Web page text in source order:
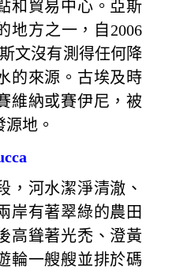
和貿易中心。亞斯
地方之一，自2006
文沒有測得任何降
的來源。古埃及時
維納或賽伊尼，被
地。
，河水潔淨清澈、
岸有著翠綠的農田
高聳著光禿、澄黃
輪一艘艘並排於碼